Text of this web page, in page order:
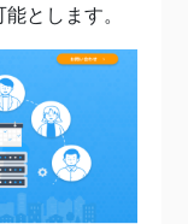
とします。